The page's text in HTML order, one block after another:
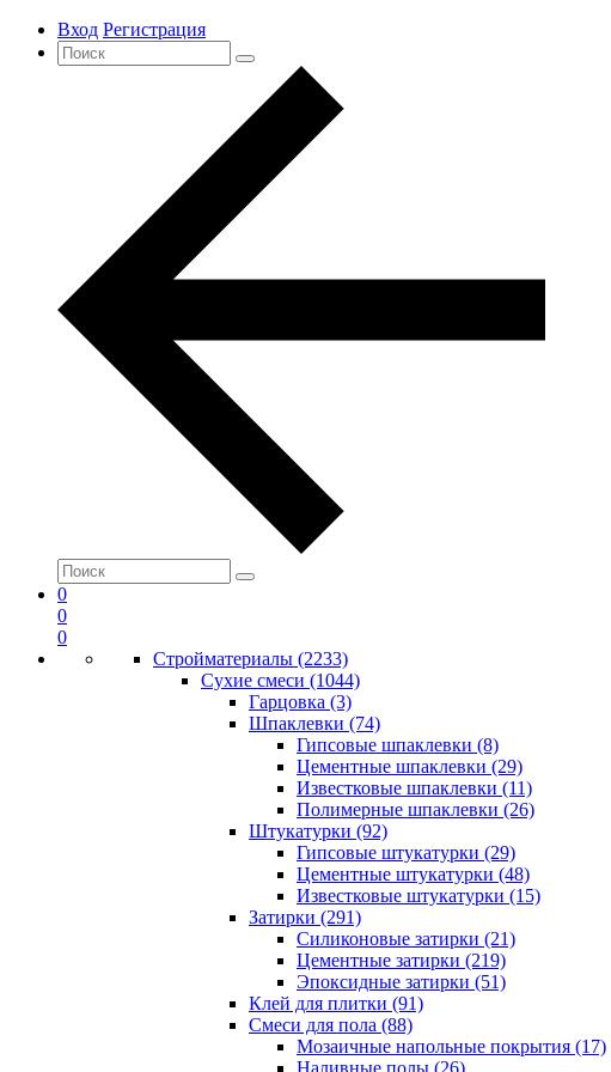
Вход Регистрация
0
0
0
Стройматериалы (2233)
Сухие смеси (1044)
Гарцовка (3)
Шпаклевки (74)
Гипсовые шпаклевки (8)
Цементные шпаклевки (29)
Известковые шпаклевки (11)
Полимерные шпаклевки (26)
Штукатурки (92)
Гипсовые штукатурки (29)
Цементные штукатурки (48)
Известковые штукатурки (15)
Затирки (291)
Силиконовые затирки (21)
Цементные затирки (219)
Эпоксидные затирки (51)
Клей для плитки (91)
Смеси для пола (88)
Мозаичные напольные покрытия (17)
Наливные полы (26)